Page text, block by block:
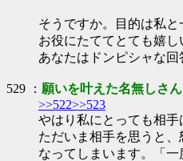
そうですか。目的は私と
お役にたててとても嬉し
あなたはドンピシャな回
529 ： 願いを叶えた名無しさん
>>522>>523
やはり私にとっても相手
ただいま相手を思うと
なってしまいます。「一